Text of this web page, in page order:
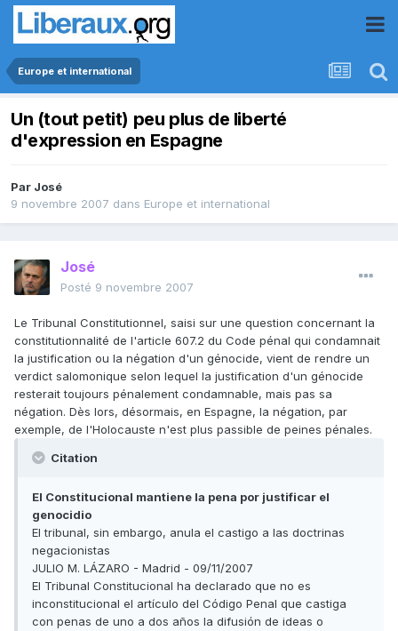
Europe et international
Un (tout petit) peu plus de liberté
d'expression en Espagne
Par José
9 novembre 2007 dans Europe et international
José
Posté 9 novembre 2007
Le Tribunal Constitutionnel, saisi sur une question concernant la
constitutionnalité de l'article 607.2 du Code pénal qui condamnait
la justification ou la négation d'un génocide, vient de rendre un
verdict salomonique selon lequel la justification d'un génocide
resterait toujours pénalement condamnable, mais pas sa
négation. Dès lors, désormais, en Espagne, la négation, par
exemple, de l'Holocauste n'est plus passible de peines pénales.
Citation
El Constitucional mantiene la pena por justificar el
genocidio
El tribunal, sin embargo, anula el castigo a las doctrinas
negacionistas
JULIO M. LÁZARO - Madrid - 09/11/2007
El Tribunal Constitucional ha declarado que no es
inconstitucional el artículo del Código Penal que castiga
con penas de uno a dos años la difusión de ideas o